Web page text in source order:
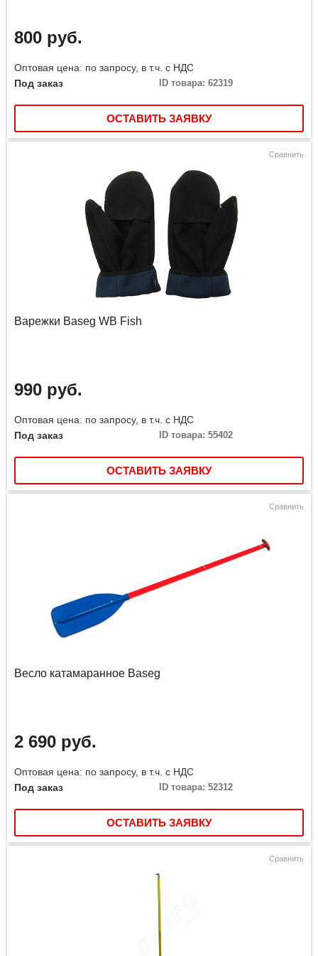
800 руб.
Оптовая цена: по запросу, в т.ч. с НДС
Под заказ
ID товара: 62319
ОСТАВИТЬ ЗАЯВКУ
Сравнить
Варежки Baseg WB Fish
990 руб.
Оптовая цена: по запросу, в т.ч. с НДС
Под заказ
ID товара: 55402
ОСТАВИТЬ ЗАЯВКУ
Сравнить
Весло катамаранное Baseg
2 690 руб.
Оптовая цена: по запросу, в т.ч. с НДС
Под заказ
ID товара: 52312
ОСТАВИТЬ ЗАЯВКУ
Сравнить